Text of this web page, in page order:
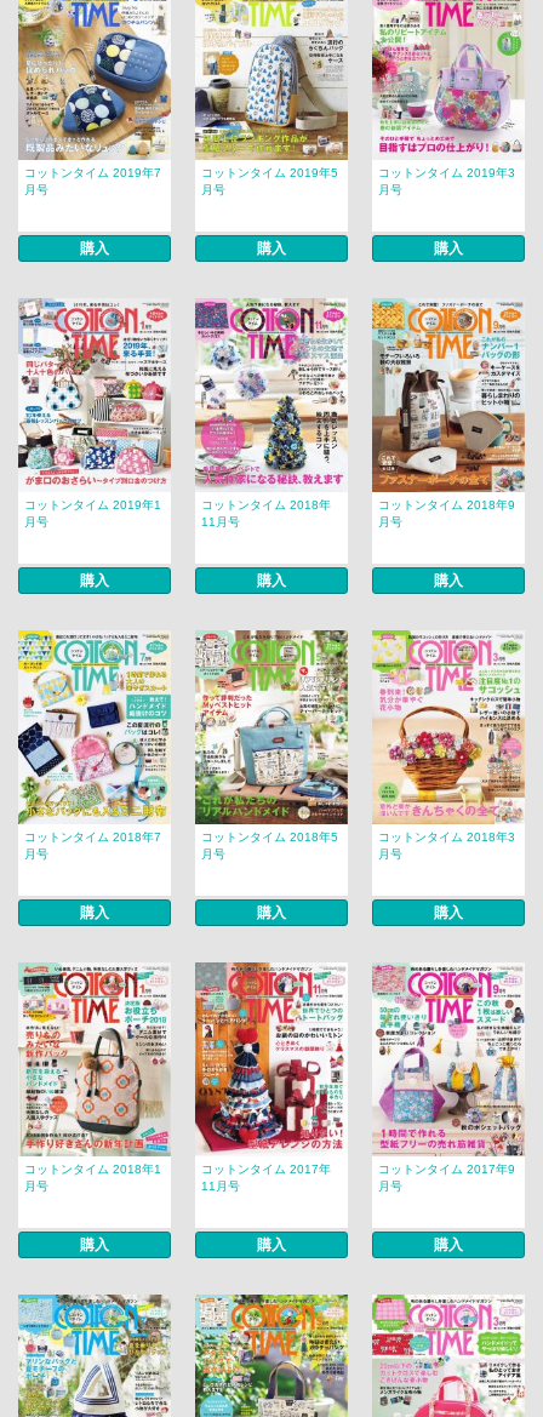
コットンタイム 2019年7
月号
購入
コットンタイム 2019年5
月号
購入
コットンタイム 2019年3
月号
購入
コットンタイム 2019年1
月号
購入
コットンタイム 2018年
11月号
購入
コットンタイム 2018年9
月号
購入
コットンタイム 2018年7
月号
購入
コットンタイム 2018年5
月号
購入
コットンタイム 2018年3
月号
購入
コットンタイム 2018年1
月号
購入
コットンタイム 2017年
11月号
購入
コットンタイム 2017年9
月号
購入